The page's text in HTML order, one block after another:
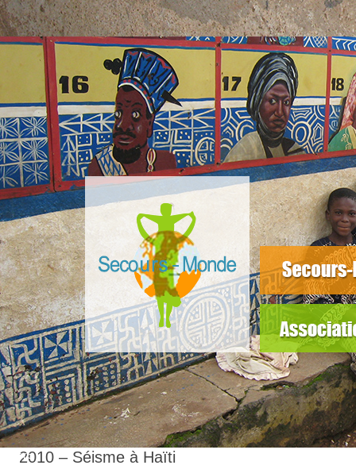
slider4
slider52010 – Séisme à Haïti